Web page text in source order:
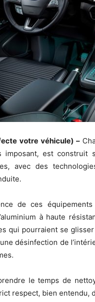
votre véhicule) –
imposant, est
avec des
de ces
à haute
qui pourraient se
désinfection de
le temps de
respect, bien entendu,